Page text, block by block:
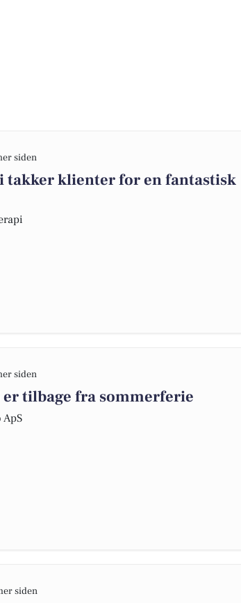
siden
takker klienter for en fantastisk
siden
er tilbage fra sommerferie
siden